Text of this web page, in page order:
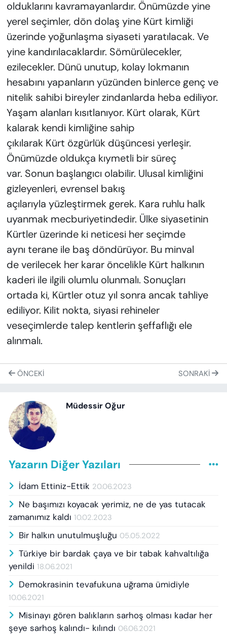
olduklarını kavramayanlardır. Önümüzde yine
yerel seçimler, dön dolaş yine Kürt kimliği
üzerinde yoğunlaşma siyaseti yaratılacak. Ve
yine kandırılacaklardır. Sömürülecekler,
ezilecekler. Dünü unutup, kolay lokmanın
hesabını yapanların yüzünden binlerce genç ve
nitelik sahibi bireyler zindanlarda heba ediliyor.
Yaşam alanları kısıtlanıyor. Kürt olarak, Kürt
kalarak kendi kimliğine sahip
çıkılarak Kürt özgürlük düşüncesi yerleşir.
Önümüzde oldukça kıymetli bir süreç
var. Sonun başlangıcı olabilir. Ulusal kimliğini
gizleyenleri, evrensel bakış
açılarıyla yüzleştirmek gerek. Kara ruhlu halk
uyanmak mecburiyetindedir. Ülke siyasetinin
Kürtler üzerinde ki neticesi her seçimde
aynı terane ile baş döndürüyor. Bu minval
de verilecek her karar öncelikle Kürt halkının
kaderi ile ilgili olumlu olunmalı. Sonuçları
ortada ki, Kürtler otuz yıl sonra ancak tahliye
ediliyor. Kilit nokta, siyasi rehineler
veseçimlerde talep kentlerin şeffaflığı ele
alınmalı.
ÖNCEKI SONRAKI
Müdessir Oğur
Yazarın Diğer Yazıları
İdam Ettiniz-Ettik 20.06.2023
Ne başımızı koyacak yerimiz, ne de yas tutacak
zamanımız kaldı 10.02.2023
Bir halkın unutulmuşluğu 05.05.2022
Türkiye bir bardak çaya ve bir tabak kahvaltılığa
yenildi 18.06.2021
Demokrasinin tevafukuna uğrama ümidiyle
10.06.2021
Misinayı gören balıkların sarhoş olması kadar her
şeye sarhoş kalındı- kılındı 06.06.2021